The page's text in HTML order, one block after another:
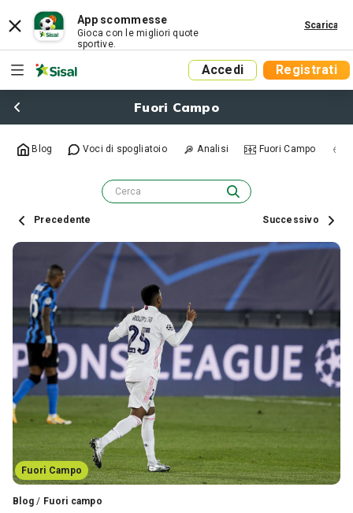
App scommesse
Gioca con le migliori quote
sportive.
Scarica
Accedi Registrati
Fuori Campo
Blog Voci di spogliatoio Analisi Fuori Campo
Precedente Successivo
Fuori Campo
Blog / Fuori campo